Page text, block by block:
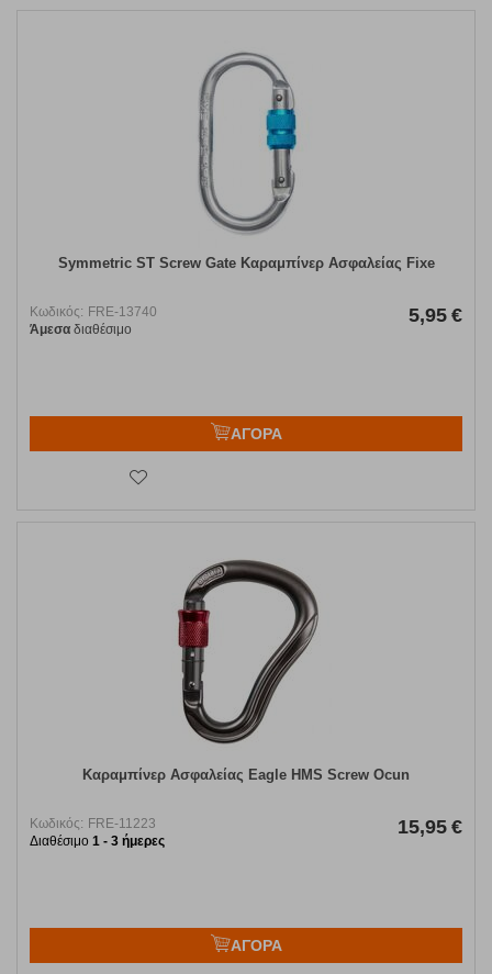
Symmetric ST Screw Gate Καραμπίνερ Ασφαλείας Fixe
Κωδικός: FRE-13740
Άμεσα διαθέσιμο
5,95 €
ΑΓΟΡΑ
Καραμπίνερ Ασφαλείας Eagle HMS Screw Ocun
Κωδικός: FRE-11223
Διαθέσιμο 1 - 3 ήμερες
15,95 €
ΑΓΟΡΑ